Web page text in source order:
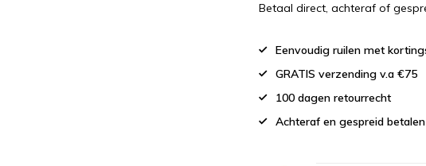
Betaal direct, achteraf of
Eenvoudig ruilen met
GRATIS verzending v.a €75
100 dagen retourrecht
Achteraf en gespreid